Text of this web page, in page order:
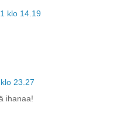
klo 14.19
23.27
ihanaa!